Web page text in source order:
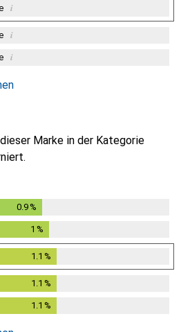
i
i
i
Marke in der Kategorie
0.9%
1 %
1.1 %
1.1 %
1.1 %